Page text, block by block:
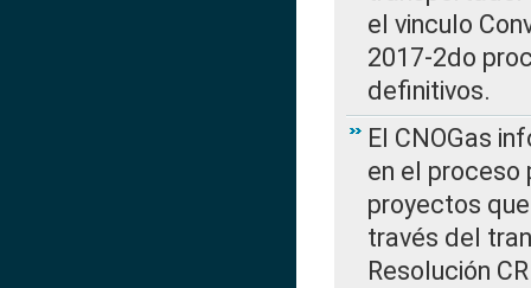
el vinculo
2017-2do
definitivos.
El CNOGas
en el proceso
proyectos
través del
Resolución